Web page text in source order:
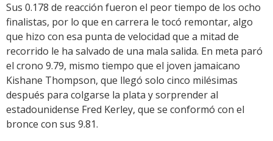
Sus 0.178 de reacción fueron el peor tiempo de los ocho
finalistas, por lo que en carrera le tocó remontar, algo
que hizo con esa punta de velocidad que a mitad de
recorrido le ha salvado de una mala salida. En meta paró
el crono 9.79, mismo tiempo que el joven jamaicano
Kishane Thompson, que llegó solo cinco milésimas
después para colgarse la plata y sorprender al
estadounidense Fred Kerley, que se conformó con el
bronce con sus 9.81.